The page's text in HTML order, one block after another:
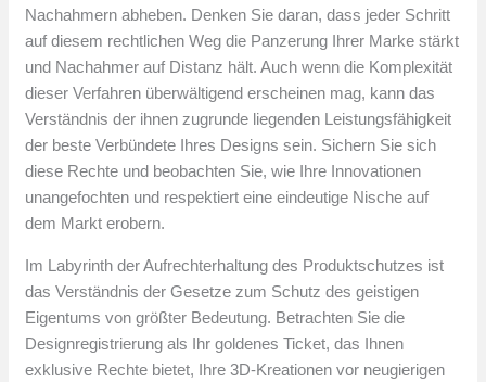
Nachahmern abheben. Denken Sie daran, dass jeder Schritt
auf diesem rechtlichen Weg die Panzerung Ihrer Marke stärkt
und Nachahmer auf Distanz hält. Auch wenn die Komplexität
dieser Verfahren überwältigend erscheinen mag, kann das
Verständnis der ihnen zugrunde liegenden Leistungsfähigkeit
der beste Verbündete Ihres Designs sein. Sichern Sie sich
diese Rechte und beobachten Sie, wie Ihre Innovationen
unangefochten und respektiert eine eindeutige Nische auf
dem Markt erobern.
Im Labyrinth der Aufrechterhaltung des Produktschutzes ist
das Verständnis der Gesetze zum Schutz des geistigen
Eigentums von größter Bedeutung. Betrachten Sie die
Designregistrierung als Ihr goldenes Ticket, das Ihnen
exklusive Rechte bietet, Ihre 3D-Kreationen vor neugierigen